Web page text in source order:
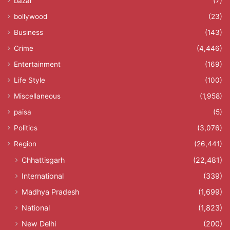
bollywood
(23)
Business
(143)
Crime
(4,446)
Entertainment
(169)
Life Style
(100)
Miscellaneous
(1,958)
paisa
(5)
Politics
(3,076)
Region
(26,441)
Chhattisgarh
(22,481)
International
(339)
Madhya Pradesh
(1,699)
National
(1,823)
New Delhi
(200)